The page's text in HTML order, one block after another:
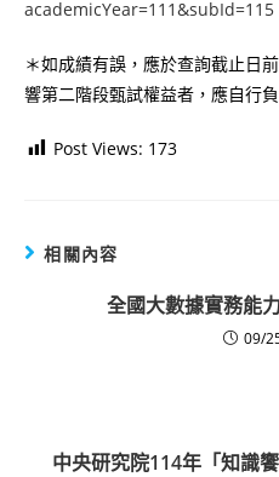
academicYear=111&subId=115
＊如成績有誤，應於查詢截止日
響第二階段甄試權益者，應自行負
Post Views: 173
相關內容
全國大數據實務能
09/
中央研究院114年「知識